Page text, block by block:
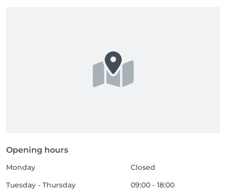
Opening hours
Monday
Closed
Tuesday - Thursday
09:00 - 18:00